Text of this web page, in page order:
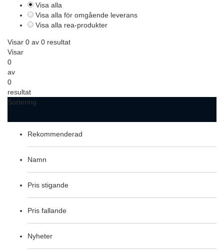
Visa alla
Visa alla för omgående leverans
Visa alla rea-produkter
Visar 0 av 0 resultat
Visar
0
av
0
resultat
Sortering
Rekommenderad
Namn
Pris stigande
Pris fallande
Nyheter